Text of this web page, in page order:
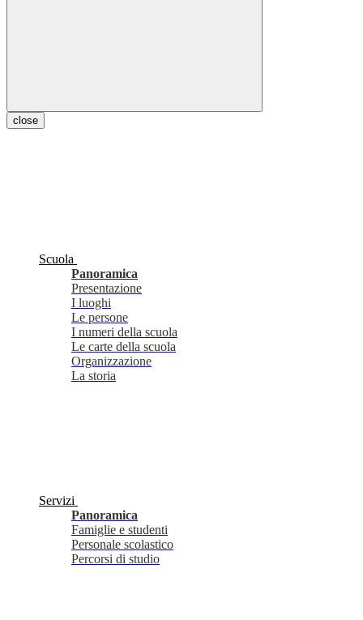
close
Scuola
Panoramica
Presentazione
I luoghi
Le persone
I numeri della scuola
Le carte della scuola
Organizzazione
La storia
Servizi
Panoramica
Famiglie e studenti
Personale scolastico
Percorsi di studio